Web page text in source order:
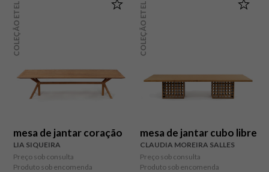
COLEÇÃO ETEL
mesa de jantar coração
LIA SIQUEIRA
Preço sob consulta
Produto sob encomenda
COLEÇÃO ETEL
mesa de jantar cubo libre
CLAUDIA MOREIRA SALLES
Preço sob consulta
Produto sob encomenda